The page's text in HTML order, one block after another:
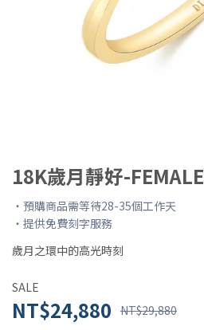
18K歲月靜好-FEMALE
・預購商品需等待28-35個工作天
・提供免費刻字服務
歲月之環中的高光時刻
SALE
NT$24,880 NT$29,880